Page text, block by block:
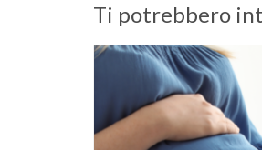
Ti potrebbero